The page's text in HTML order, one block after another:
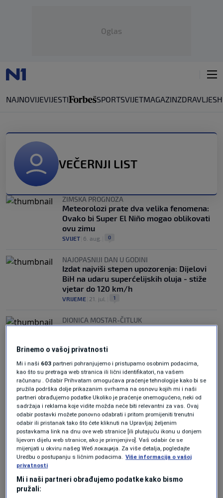
Oglas
NAJNOVIJEVIJESTI SPORTSVIJETMAGAZINZDRAVLJE
VEČERNJI LIST
ZIMSKA PROGNOZA
Meteorolozi prate dva velika fenomena:
Ovako bi Super El Niño mogao oblikovati
ovu zimu
SVIJET 6. aug. 0
NAJOPASNIJI DAN U GODINI
Izdat najviši stepen upozorenja: Dijelovi
BiH na udaru superćelijskih oluja - stiže
vjetar do 120 km/h
VRIJEME 21. jul. 1
DIONICA MOSTAR-ČITLUK
Zbog bizarnog razloga jedna od
postaje sve opasnija
Oglas
Brinemo o vašoj privatnosti
Mi i naši 603 partneri pohranjujemo i pristupamo osobnim podacima,
kao što su pretraga web stranica ili lični identifikatori, na vašem
računaru . Odabir Prihvatam omogućava praćenje tehnologije kako bi se
pružila podrška dolje prikazanim svrhama na osnovu kojih mi i naši
partneri obrađujemo podatke Ukoliko je praćenje onemogućeno, neki od
sadržaja i reklama koje vidite možda neće biti relevantni za vas. Ovaj
odabir postavki možete ponovno odabrati i pritom promijeniti trenutni
odabir ili pristanak tako što ćete kliknuti na Upravljaj željenim
postavkama link na dnu ove web stranice [ili plutajuću ikonu u donjem
lijevom dijelu web stranice, ako je primjenjivo]. Vaš odabir će se
mijenjati u okviru našeg Wеб локација. Za više detalja, pogledajte
Uredbu o postupanju s ličnim podacima. Više informacija o vašoj
privatnosti
Mi i naši partneri obrađujemo podatke kako bismo
pružali: